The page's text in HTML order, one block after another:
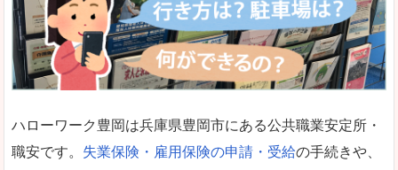
ハローワーク豊岡は兵庫県豊岡市にある公共職業安定所・
職安です。 失業保険・雇用保険の申請・受給の手続きや、